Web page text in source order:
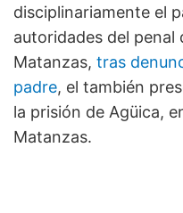
disciplinariamente el
autoridades del penal
Matanzas, tras
padre, el también
la prisión de Agüica,
Matanzas.